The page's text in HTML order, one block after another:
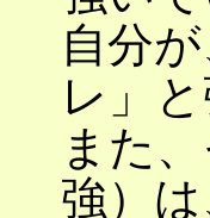
自分
レ」
また
強）